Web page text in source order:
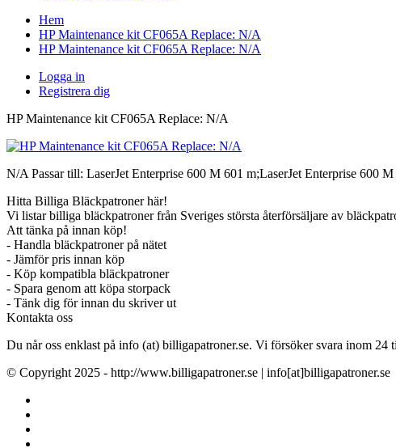
Hem
HP Maintenance kit CF065A Replace: N/A
HP Maintenance kit CF065A Replace: N/A
Logga in
Registrera dig
HP Maintenance kit CF065A Replace: N/A
N/A Passar till: LaserJet Enterprise 600 M 601 m;LaserJet Enterprise 600
Hitta Billiga Bläckpatroner här!
Vi listar billiga bläckpatroner från Sveriges största återförsäljare av
Att tänka på innan köp!
- Handla bläckpatroner på nätet
- Jämför pris innan köp
- Köp kompatibla bläckpatroner
- Spara genom att köpa storpack
- Tänk dig för innan du skriver ut
Kontakta oss
Du når oss enklast på info (at) billigapatroner.se. Vi försöker svara inom 24
© Copyright 2025 - http://www.billigapatroner.se | info[at]billigapatroner.se